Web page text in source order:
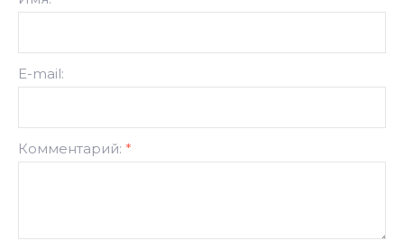
E-mail:
Комментарий: *